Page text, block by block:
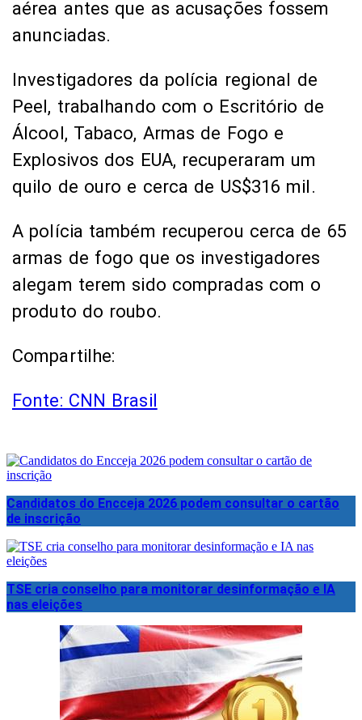
aérea antes que as acusações fossem
anunciadas.
Investigadores da polícia regional de
Peel, trabalhando com o Escritório de
Álcool, Tabaco, Armas de Fogo e
Explosivos dos EUA, recuperaram um
quilo de ouro e cerca de US$316 mil.
A polícia também recuperou cerca de 65
armas de fogo que os investigadores
alegam terem sido compradas com o
produto do roubo.
Compartilhe:
Fonte: CNN Brasil
Candidatos do Encceja 2026 podem consultar o cartão
de inscrição
TSE cria conselho para monitorar desinformação e IA
nas eleições